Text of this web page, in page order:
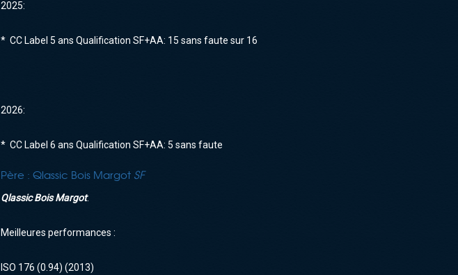
2025:
* CC Label 5 ans Qualification SF+AA: 15 sans faute sur 16
2026:
* CC Label 6 ans Qualification SF+AA: 5 sans faute
Père : Qlassic Bois Margot SF
Qlassic Bois Margot:
Meilleures performances :
ISO 176 (0.94) (2013)